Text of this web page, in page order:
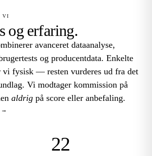
VI
og erfaring.
avanceret dataanalyse,
og producentdata. Enkelte
vi fysisk — resten vurderes ud fra det
Vi modtager kommission på
aldrig på score eller anbefaling.
→
22